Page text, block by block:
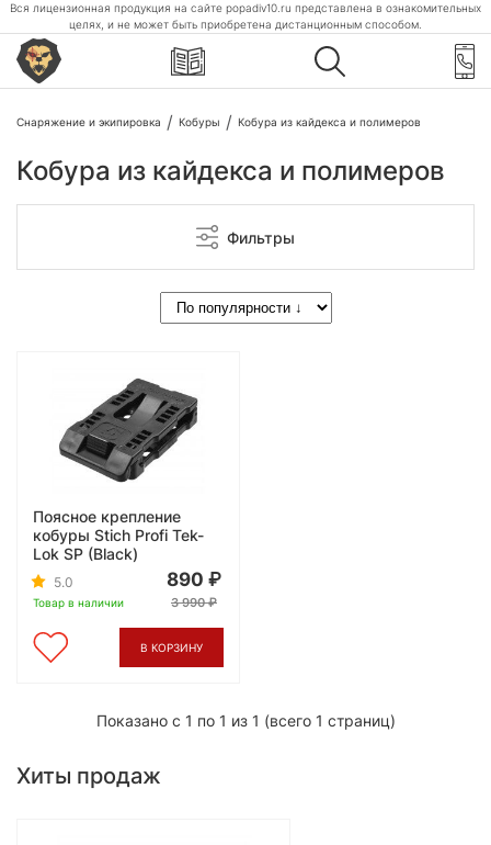
Вся лицензионная продукция на сайте popadiv10.ru представлена в ознакомительных
целях, и не может быть приобретена дистанционным способом.
Снаряжение и экипировка Кобуры Кобура из кайдекса и полимеров
Кобура из кайдекса и полимеров
Фильтры
Поясное крепление
кобуры Stich Profi Tek-
Lok SP (Black)
5.0
Товар в наличии
890
3 990
В КОРЗИНУ
Показано с 1 по 1 из 1 (всего 1 страниц)
Хиты продаж